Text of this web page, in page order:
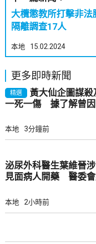
大欖懲教所打擊非
隔離調查17人
本地 15.02.2024
更多即時新聞
精選
黃大仙企圖謀殺
一死一傷 據了解曾
本地 3分鐘前
泌尿外科醫生葉維晉
見面病人開藥 醫委
本地 2小時前